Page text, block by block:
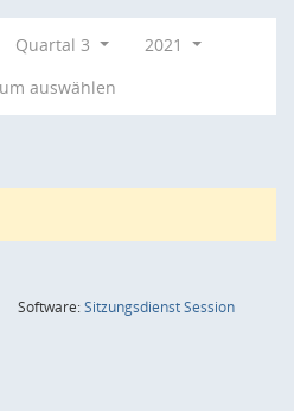
Quartal 3
2021
auswählen
Software:SitzungsdienstSession(Wird in